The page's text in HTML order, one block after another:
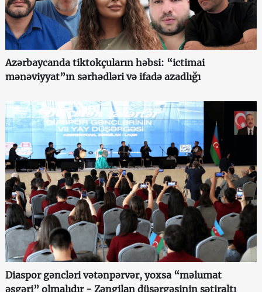
Azərbaycanda tiktokçuların həbsi: “ictimai
mənəviyyat”ın sərhədləri və ifadə azadlığı
Diaspor gəncləri vətənpərvər, yoxsa “məlumat
əsgəri” olmalıdır - Zəngilan düşərgəsinin sətiraltı